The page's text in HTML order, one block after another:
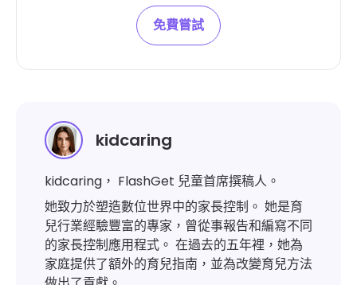
免費嘗試
kidcaring
kidcaring， FlashGet 兒童首席撰稿人。
她致力於塑造數位世界中的家長控制。 她是育
兒行業經驗豐富的專家，曾從事報告和編寫不同
的家長控制應用程式。 在過去的五年裡，她為
家庭提供了額外的育兒指南，並為改變育兒方法